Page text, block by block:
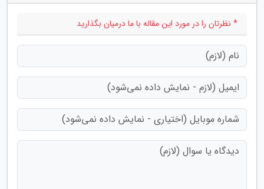
* نظرتان را در مورد این مقاله با ما درمیان بگذارید